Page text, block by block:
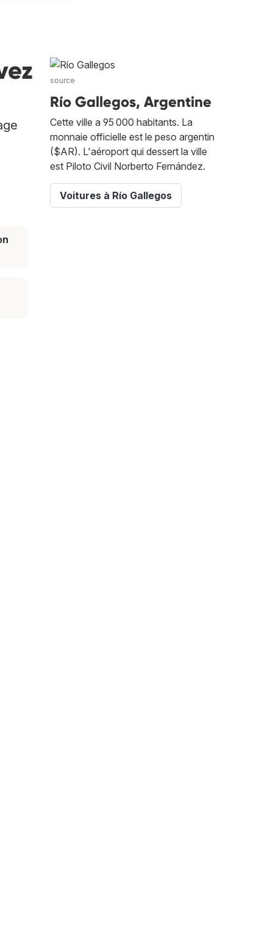
source
Río Gallegos, Argentine
Cette ville a 95 000 habitants. La
monnaie officielle est le peso argentin
($AR). L'aéroport qui dessert la ville
est Piloto Civil Norberto Fernández.
Voitures à Río Gallegos